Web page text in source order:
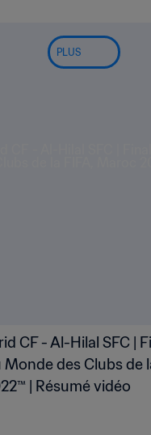
PLUS
CF - Al-Hilal SFC |
des Clubs de
| Résumé vidéo